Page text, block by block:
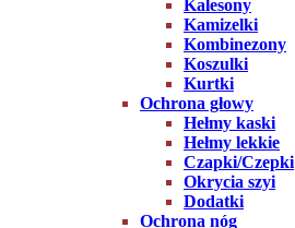
Kalesony
Kamizelki
Kombinezony
Koszulki
Kurtki
Ochrona głowy
Hełmy kaski
Hełmy lekkie
Czapki/Czepki
Okrycia szyi
Dodatki
Ochrona nóg